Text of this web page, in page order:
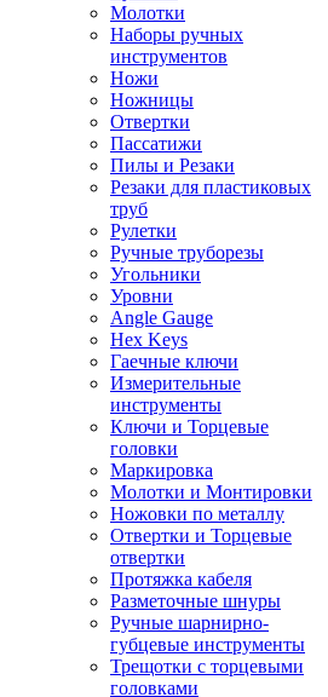
Молотки
Наборы ручных
инструментов
Ножи
Ножницы
Отвертки
Пассатижи
Пилы и Резаки
Резаки для пластиковых
труб
Рулетки
Ручные труборезы
Угольники
Уровни
Angle Gauge
Hex Keys
Гаечные ключи
Измерительные
инструменты
Ключи и Торцевые
головки
Маркировка
Молотки и Монтировки
Ножовки по металлу
Отвертки и Торцевые
отвертки
Протяжка кабеля
Разметочные шнуры
Ручные шарнирно-
губцевые инструменты
Трещотки с торцевыми
головками